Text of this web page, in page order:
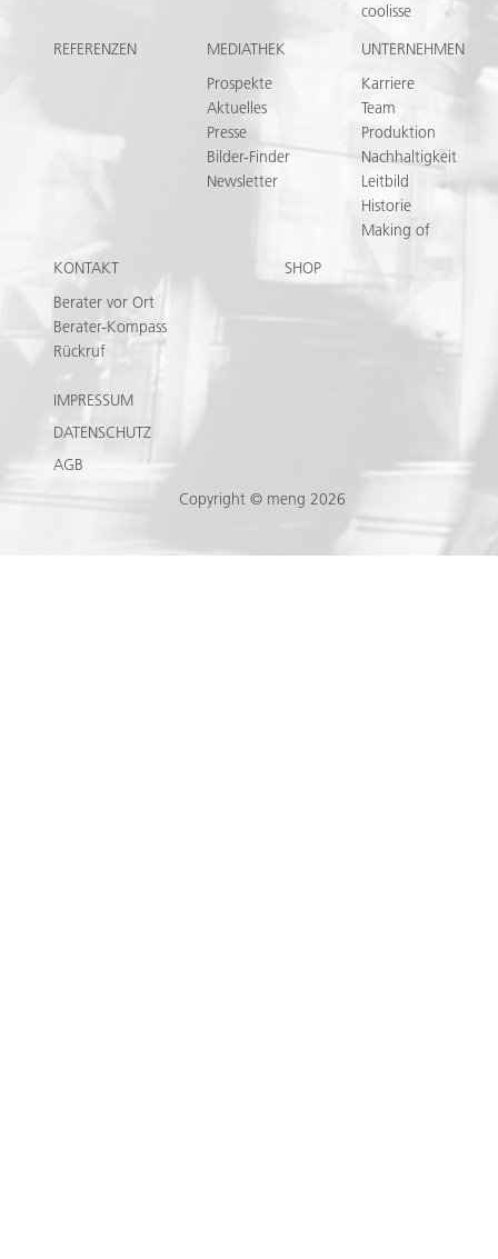
coolisse
REFERENZEN
MEDIATHEK
Prospekte
Aktuelles
Presse
Bilder-Finder
Newsletter
UNTERNEHMEN
Karriere
Team
Produktion
Nachhaltigkeit
Leitbild
Historie
Making of
KONTAKT
Berater vor Ort
Berater-Kompass
Rückruf
SHOP
IMPRESSUM
DATENSCHUTZ
AGB
Copyright © meng 2026